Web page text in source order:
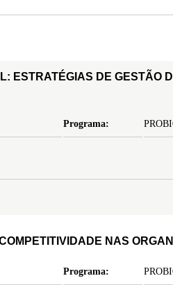
ESTRATÉGIAS DE
Programa:
NAS
Programa: